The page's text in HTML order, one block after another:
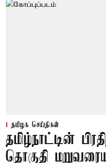
தமிழக செய்திகள்
தமிழ்நாட்டின்
தொகுதி